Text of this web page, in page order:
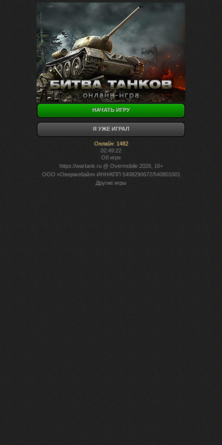
НАЧАТЬ ИГРУ
Я УЖЕ ИГРАЛ
Онлайн: 1482
02:49:22
Об игре
https://wartank.ru@ Overmobile 2026, 16+
ООО «Овермобайл» ИНН/КПП 5408290672/540801001
Другие игры